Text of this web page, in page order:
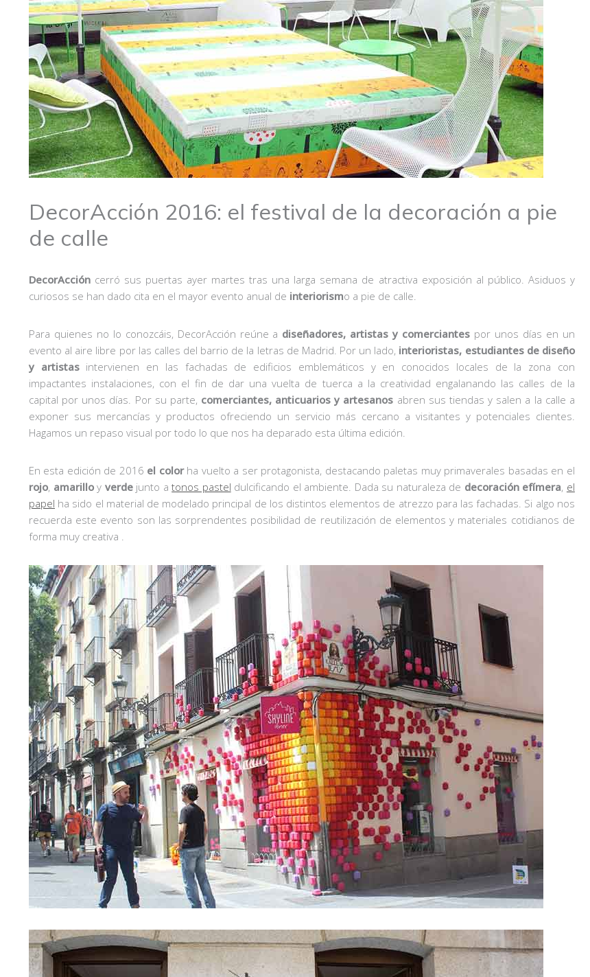
DecorAcción 2016: el festival de la decoración a pie
de calle
DecorAcción cerró sus puertas ayer martes tras una larga semana de atractiva exposición al público. Asiduos y
curiosos se han dado cita en el mayor evento anual de interiorismo a pie de calle.
Para quienes no lo conozcáis, DecorAcción reúne a diseñadores, artistas y comerciantes por unos días en un
evento al aire libre por las calles del barrio de la letras de Madrid. Por un lado, interioristas, estudiantes de diseño
y artistasintervienen en las fachadas de edificios emblemáticos y en conocidos locales de la zona con
impactantes instalaciones, con el fin de dar una vuelta de tuerca a la creatividad engalanando las calles de la
capital por unos días. Por su parte, comerciantes, anticuarios y artesanos abren sus tiendas y salen a la calle a
exponer sus mercancías y productos ofreciendo un servicio más cercano a visitantes y potenciales clientes.
Hagamos un repaso visual por todo lo que nos ha deparado esta última edición.
En esta edición de 2016 el colorha vuelto a ser protagonista, destacando paletas muy primaverales basadas en el
rojo, amarilloy verdejunto atonos pastel dulcificando el ambiente. Dada su naturaleza de decoración efímera, el
papel ha sido el material de modelado principal de los distintos elementos de atrezzo para las fachadas. Si algo nos
recuerda este evento son las sorprendentes posibilidad de reutilización de elementos y materiales cotidianos de
forma muy creativa .